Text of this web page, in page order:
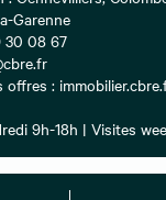
Garenne
30 08 67
:
9h-18h | Visites
Membre FNAIM,